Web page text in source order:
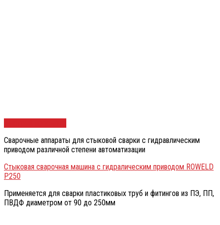
Сварочные аппараты для стыковой сварки с гидравлическим
приводом различной степени автоматизации
Стыковая сварочная машина с гидралическим приводом ROWELD
P250
Применяется для сварки пластиковых труб и фитингов из ПЭ, ПП,
ПВДФ диаметром от 90 до 250мм